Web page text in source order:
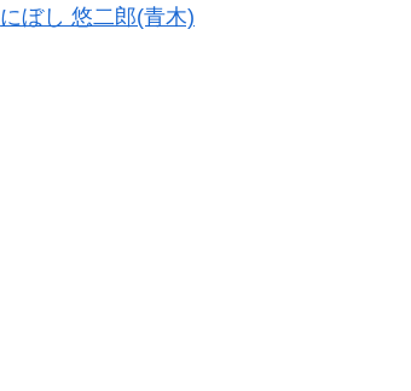
にぼし 悠二郎(青木)